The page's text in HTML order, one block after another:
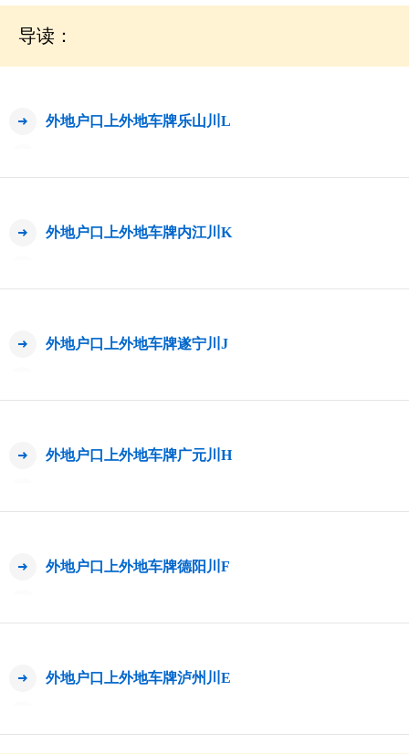
导读：
外地户口上外地车牌乐山川L
外地户口上外地车牌内江川K
外地户口上外地车牌遂宁川J
外地户口上外地车牌广元川H
外地户口上外地车牌德阳川F
外地户口上外地车牌泸州川E